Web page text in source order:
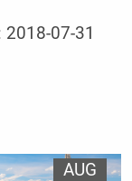
07-31
AUG